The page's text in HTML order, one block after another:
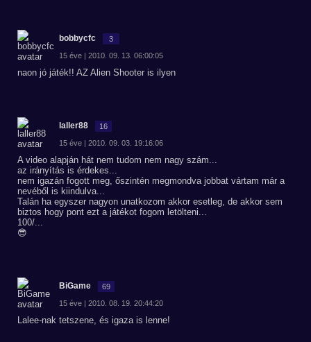
bobbycfc 3
15 éve | 2010. 09. 13. 06:00:05
naon jó játék!! AZ Alien Shooter is ilyen
laller88 16
15 éve | 2010. 09. 03. 19:16:06
A video alapján hát nem tudom nem nagy szám...
az irányítás is érdekes...
nem igazán fogott meg, őszintén megmondva jobbat vártam már a
nevéből is kiindulva...
Talán ha egyszer nagyon unatkozom akkor esetleg, de akkor sem
biztos hogy pont ezt a játékot fogom letölteni...
100/...
😎
BiGame 69
15 éve | 2010. 08. 19. 20:44:20
Lalee-nak tetszene, és igaza is lenne!